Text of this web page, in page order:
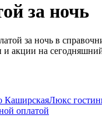
за ночь
за ночь в
акции на
КаширскаяЛюкс
оплатой